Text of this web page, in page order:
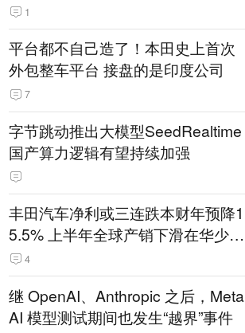
1
平台都不自己造了！本田史上首次
外包整车平台 接盘的是印度公司
7
字节跳动推出大模型SeedRealtime
国产算力逻辑有望持续加强
丰田汽车净利或三连跌本财年预降1
5.5% 上半年全球产销下滑在华少卖
14.3万辆
4
继 OpenAI、Anthropic 之后，Meta
AI 模型测试期间也发生“越界”事件